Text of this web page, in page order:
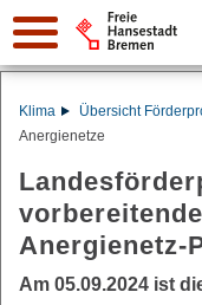
Suche:
Klima Übersicht
Anergienetze
Anergienetz-
Am 05.09.2024 ist